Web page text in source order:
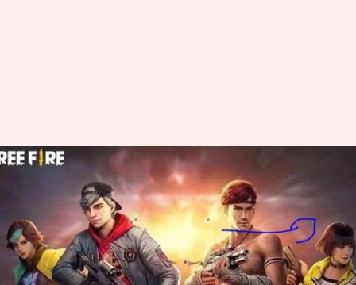
మే 5న వచ్చే Free Fire MAX కోడ్స్
రీడీమ్ విధానం
వ్రాసిన వారు Jayachandra Akuri May 05, 2023 09:21 am
ఈ వార్తాకథనం ఏంటి